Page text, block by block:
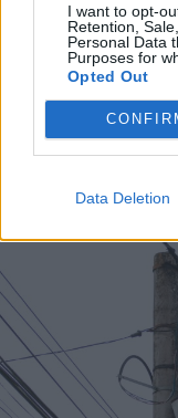
I want to opt-
Retention,
Personal Data
Purposes for
Opted Out
Data Deletion
2026. augusztus
Meddig
személyi?